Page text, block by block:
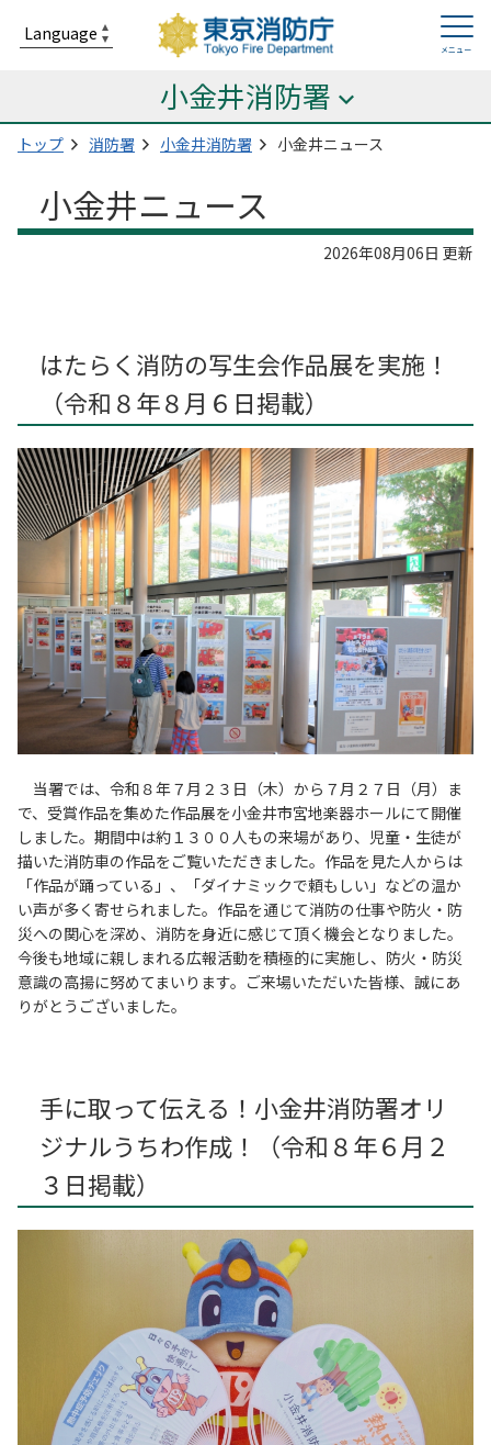
小金井消防署
トップ 消防署 小金井消防署 小金井ニュース
小金井ニュース
2026年08月06日 更新
はたらく消防の写生会作品展を実施！
（令和８年８月６日掲載）
当署では、令和８年７月２３日（木）から７月２７日（月）ま
で、受賞作品を集めた作品展を小金井市宮地楽器ホールにて開催
しました。期間中は約１３００人もの来場があり、児童・生徒が
描いた消防車の作品をご覧いただきました。作品を見た人からは
「作品が踊っている」、「ダイナミックで頼もしい」などの温か
い声が多く寄せられました。作品を通じて消防の仕事や防火・防
災への関心を深め、消防を身近に感じて頂く機会となりました。
今後も地域に親しまれる広報活動を積極的に実施し、防火・防災
意識の高揚に努めてまいります。ご来場いただいた皆様、誠にあ
りがとうございました。
手に取って伝える！小金井消防署オリ
ジナルうちわ作成！（令和８年６月２
３日掲載）